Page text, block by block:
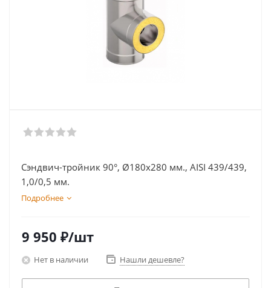
Сэндвич-тройник 90°, Ø180х280 мм., AISI 439/439,
1,0/0,5 мм.
Подробнее
9 950 ₽/шт
Нет в наличии Нашли дешевле?